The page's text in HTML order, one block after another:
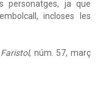
personatges, ja que
incloses les
Faristol, núm. 57, març